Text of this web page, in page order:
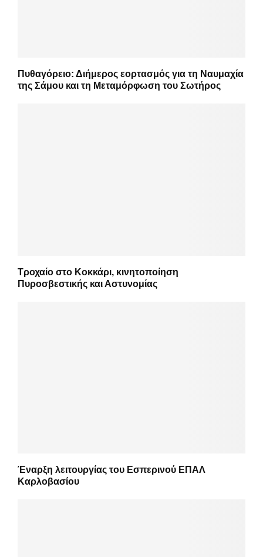
Πυθαγόρειο: Διήμερος εορτασμός για τη Ναυμαχία
της Σάμου και τη Μεταμόρφωση του Σωτήρος
Τροχαίο στο Κοκκάρι, κινητοποίηση
Πυροσβεστικής και Αστυνομίας
Έναρξη λειτουργίας του Εσπερινού ΕΠΑΛ
Καρλοβασίου